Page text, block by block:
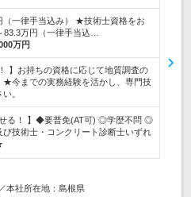
（一律手当込み） ★技術士資格をお
83.3万円（一律手当込…
万円
】お持ちの資格に応じて地質調査の
★今までの実務経験を活かし、専門技
。
せる！ 】◆要普免(AT可) ◎学歴不問 ◎
技術士・コンクリート診断士いずれ
本社所在地：島根県